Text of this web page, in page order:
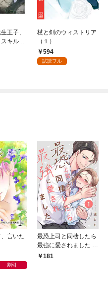
王子、
スキルで
拓し最
しまう
杖と剣のウィストリア
（１）
594
試読フル
言いた
割引
最恐上司と同棲したら
最強に愛されました 1
巻181